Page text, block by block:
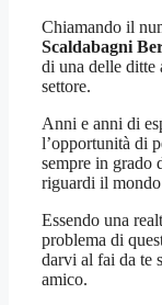
Chiamando il
Scaldabagni
di una delle ditte
settore.
Anni e anni di
l’opportunità di
sempre in grado
riguardi il
Essendo una
problema di
darvi al fai da te
amico.